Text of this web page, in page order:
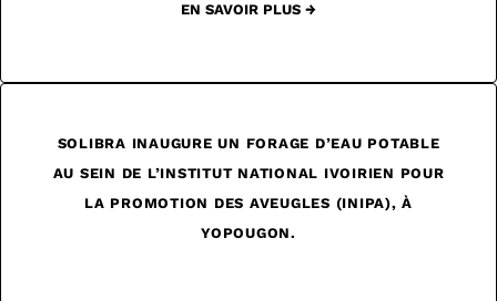
EN SAVOIR PLUS →
SOLIBRA INAUGURE UN FORAGE D’EAU POTABLE
AU SEIN DE L’INSTITUT NATIONAL IVOIRIEN POUR
LA PROMOTION DES AVEUGLES (INIPA), À
YOPOUGON.